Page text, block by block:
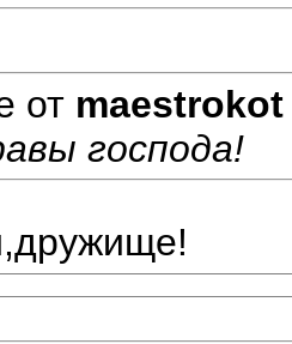
от maestrokot
господа!